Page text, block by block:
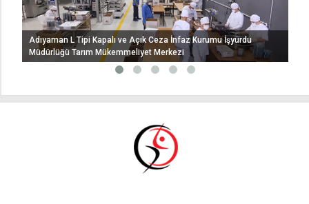
Adıyaman L Tipi Kapalı ve Açık Ceza İnfaz Kurumu İşyurdu
Müdürlüğü Tarım Mükemmeliyet Merkezi